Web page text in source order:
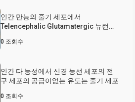
인간 만능의 줄기 세포에서
Telencephalic Glutamatergic 뉴런의
0 조회수
인간 다 능성에서 신경 능선 세포의 전
구 세포의 공급이없는 유도는 줄기 세포
0 조회수